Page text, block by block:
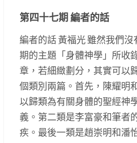
第四十七期 編者的話
編者的話 黃福光 雖然我們
期的主題「身體神學」所收
章，若細緻劃分，其實可以
個類別兩篇。首先，陳耀明
以歸類為有關身體的聖經神
義。第二類是李富豪和筆者
疾。最後一類是趙崇明和潘